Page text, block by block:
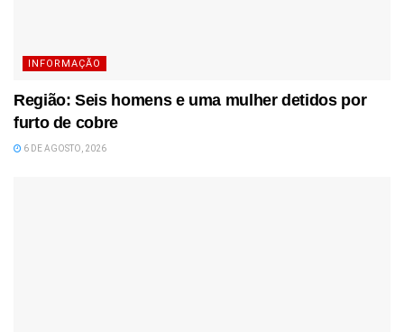
INFORMAÇÃO
Região: Seis homens e uma mulher detidos por
furto de cobre
6 DE AGOSTO, 2026